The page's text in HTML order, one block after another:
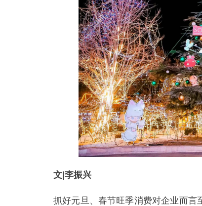
文|李振兴
抓好元旦、春节旺季消费对企业而言